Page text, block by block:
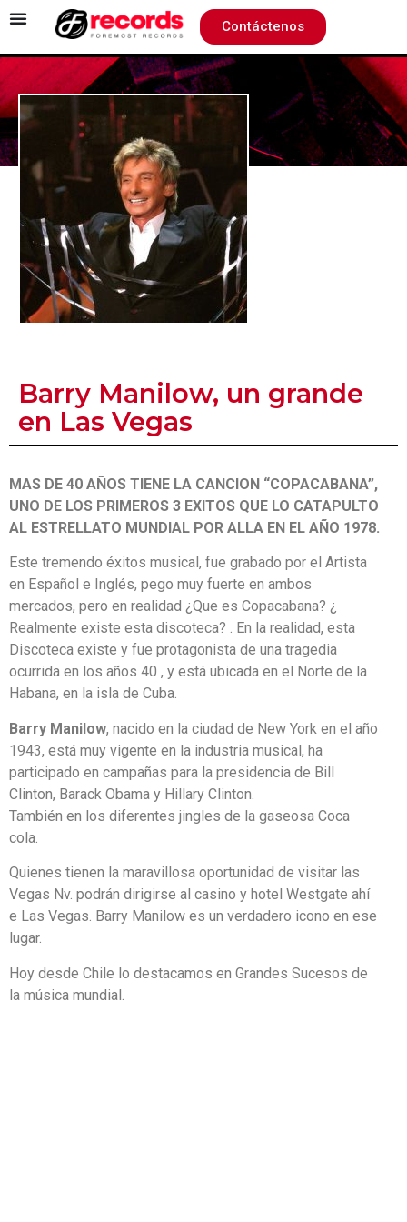
Contáctenos
Barry Manilow, un grande
en Las Vegas
MAS DE 40 AÑOS TIENE LA CANCION “COPACABANA”,
UNO DE LOS PRIMEROS 3 EXITOS QUE LO CATAPULTO
AL ESTRELLATO MUNDIAL POR ALLA EN EL AÑO 1978.
Este tremendo éxitos musical, fue grabado por el Artista
en Español e Inglés, pego muy fuerte en ambos
mercados, pero en realidad ¿Que es Copacabana? ¿
Realmente existe esta discoteca? . En la realidad, esta
Discoteca existe y fue protagonista de una tragedia
ocurrida en los años 40 , y está ubicada en el Norte de la
Habana, en la isla de Cuba.
Barry Manilow, nacido en la ciudad de New York en el año
1943, está muy vigente en la industria musical, ha
participado en campañas para la presidencia de Bill
Clinton, Barack Obama y Hillary Clinton.
También en los diferentes jingles de la gaseosa Coca
cola.
Quienes tienen la maravillosa oportunidad de visitar las
Vegas Nv. podrán dirigirse al casino y hotel Westgate ahí
e Las Vegas. Barry Manilow es un verdadero icono en ese
lugar.
Hoy desde Chile lo destacamos en Grandes Sucesos de
la música mundial.